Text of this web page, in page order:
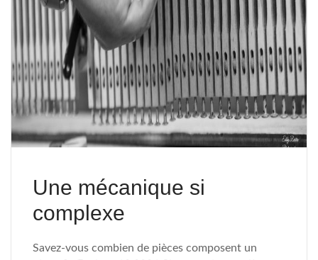
Une mécanique si
complexe
Savez-vous combien de pièces composent un